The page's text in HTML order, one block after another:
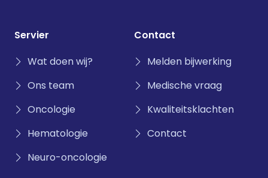
Servier
Wat doen wij?
Ons team
Oncologie
Hematologie
Neuro-oncologie
Contact
Melden bijwerking
Medische vraag
Kwaliteitsklachten
Contact